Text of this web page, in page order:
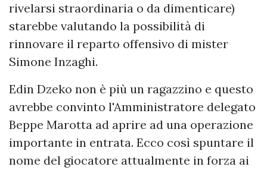
rivelarsi straordinaria o da dimenticare)
starebbe valutando la possibilità di
rinnovare il reparto offensivo di mister
Simone Inzaghi.
Edin Dzeko non è più un ragazzino e questo
avrebbe convinto l'Amministratore delegato
Beppe Marotta ad aprire ad una operazione
importante in entrata. Ecco così spuntare il
nome del giocatore attualmente in forza ai